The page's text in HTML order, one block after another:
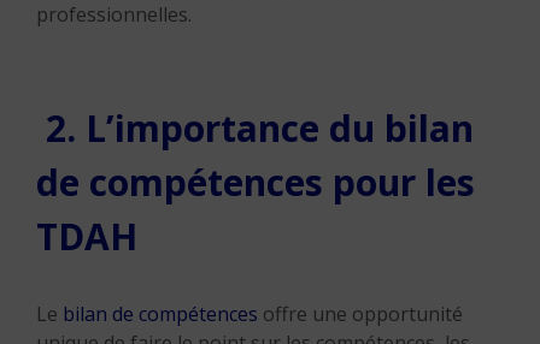
professionnelles.
2. L’importance du bilan
de compétences pour les
TDAH
Le bilan de compétences offre une opportunité